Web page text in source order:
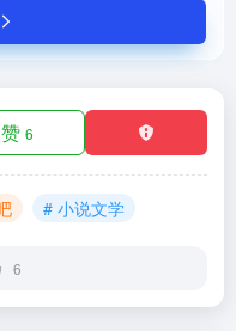
6
# 小说文学
6